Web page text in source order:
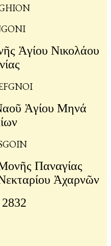
Ἁγίου Νικολάου
Ἁγίου Μηνά
Παναγίας
Ἀχαρνῶν